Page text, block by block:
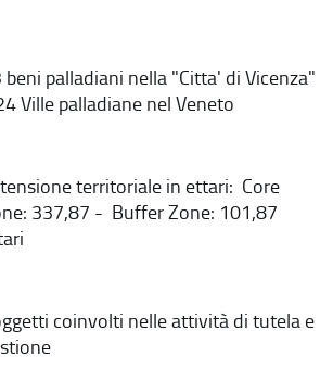
beni palladiani nella "Citta' di Vicenza"
Ville palladiane nel Veneto
territoriale in ettari: Core
337,87 - Buffer Zone: 101,87
coinvolti nelle attività di tutela e